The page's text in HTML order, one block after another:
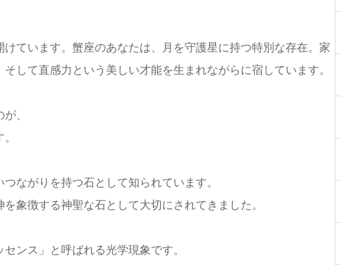
ています。蟹座のあなたは、月を守護星に持つ特別な存在。家
して直感力という美しい才能を生まれながらに宿しています。
、
ながりを持つ石として知られています。
象徴する神聖な石として大切にされてきました。
ンス」と呼ばれる光学現象です。